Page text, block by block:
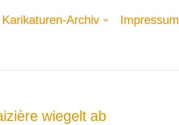
Karikaturen-Archiv Impressum
wiegelt ab